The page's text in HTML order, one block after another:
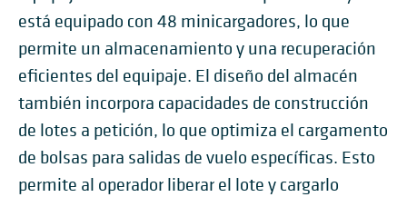
está equipado con 48 minicargadores, lo que
permite un almacenamiento y una recuperación
eficientes del equipaje. El diseño del almacén
también incorpora capacidades de construcción
de lotes a petición, lo que optimiza el cargamento
de bolsas para salidas de vuelo específicas. Esto
permite al operador liberar el lote y cargarlo